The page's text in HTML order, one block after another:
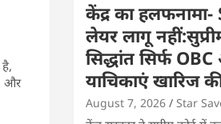
और
केंद्र का हलफनामा-
लेयर लागू
सिद्धांत सिर्फ
याचिकाएं खारिज
August 7, 2026 Star